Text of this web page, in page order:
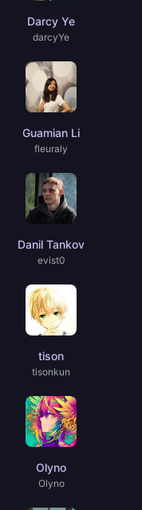
Darcy Ye
darcyYe
Guamian Li
fleuraly
Danil Tankov
evist0
tison
tisonkun
Olyno
Olyno